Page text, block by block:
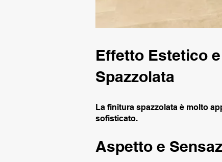
Effetto Estetico
Spazzolata
La finitura spazzolata è molto
sofisticato.
Aspetto e